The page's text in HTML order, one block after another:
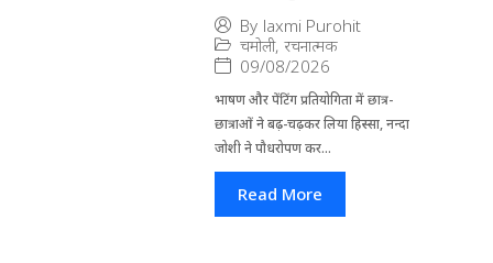
By laxmi Purohit
चमोली, रचनात्मक
09/08/2026
भाषण और पेंटिंग प्रतियोगिता में छात्र-
छात्राओं ने बढ़-चढ़कर लिया हिस्सा, नन्दा
जोशी ने पौधरोपण कर...
Read More